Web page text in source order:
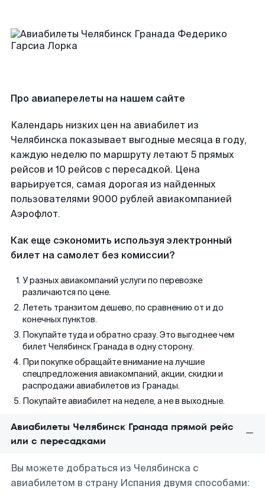
Про авиаперелеты на нашем сайте
Календарь низких цен на авиабилет из
Челябинска показывает выгодные месяца в году,
каждую неделю по маршруту летают 5 прямых
рейсов и 10 рейсов с пересадкой. Цена
варьируется, самая дорогая из найденных
пользователями 9000 рублей авиакомпанией
Аэрофлот.
Как еще сэкономить используя электронный
билет на самолет без комиссии?
У разных авиакомпаний услуги по перевозке
различаются по цене.
Лететь транзитом дешево, по сравнению от и до
конечных пунктов.
Покупайте туда и обратно сразу. Это выгоднее чем
билет Челябинск Гранада в одну сторону.
При покупке обращайте внимание на лучшие
спецпредложения авиакомпаний, акции, скидки и
распродажи авиабилетов из Гранады.
Покупайте авиабилет на неделе, а не в выходные.
Авиабилеты Челябинск Гранада прямой рейс
или с пересадками
Вы можете добраться из Челябинска с
авиабилетом в страну Испания двумя способами: